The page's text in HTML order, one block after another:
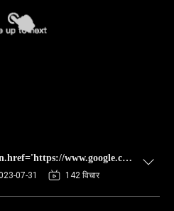
www.google.com'",
07-31 142 विचार